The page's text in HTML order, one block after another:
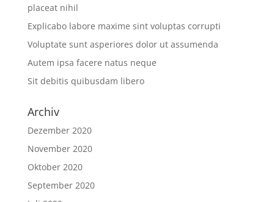
placeat nihil
Explicabo labore maxime sint voluptas corrupti
Voluptate sunt asperiores dolor ut assumenda
Autem ipsa facere natus neque
Sit debitis quibusdam libero
Archiv
Dezember 2020
November 2020
Oktober 2020
September 2020